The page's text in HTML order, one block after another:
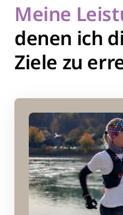
Meine
denen ich
Ziele zu